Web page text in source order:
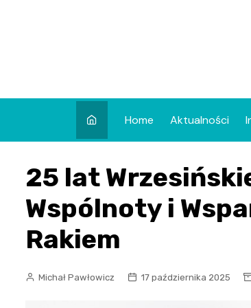
Home Aktualności
25 lat
Wspólnoty i
Rakiem
Michał Pawłowicz 17 października 2025